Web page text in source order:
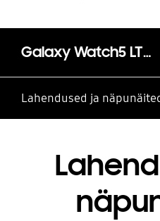
Galaxy Watch5 LTE (40mm)
Lahendused ja